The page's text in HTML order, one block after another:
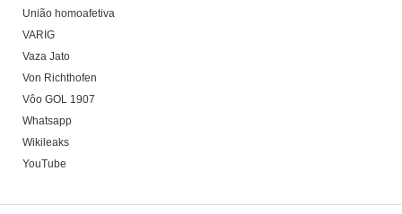
União homoafetiva
VARIG
Vaza Jato
Von Richthofen
Vôo GOL 1907
Whatsapp
Wikileaks
YouTube